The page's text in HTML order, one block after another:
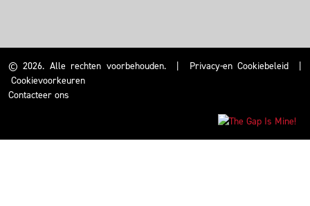
© 2026. Alle rechten voorbehouden. Privacy-en Cookiebeleid
Cookievoorkeuren
Contacteer ons